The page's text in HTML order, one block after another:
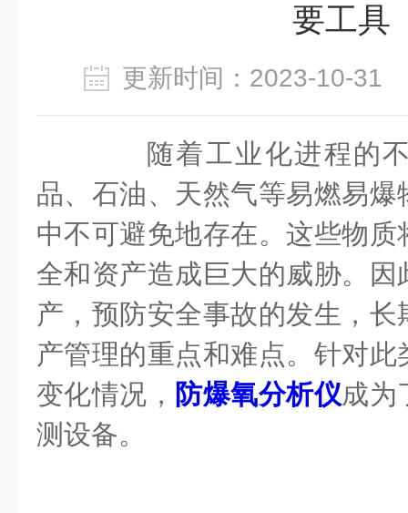
要工具
更新时间：2023-10-
随着工业化进程的不
品、石油、天然气等易燃易
中不可避免地存在。这些物
全和资产造成巨大的威胁。
产，预防安全事故的发生，
产管理的重点和难点。针对
变化情况， 防爆氧分析仪成为
测设备。